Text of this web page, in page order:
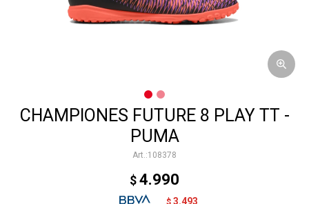
CHAMPIONES FUTURE 8 PLAY TT -
PUMA
108378
$ 4.990
$ 3.493